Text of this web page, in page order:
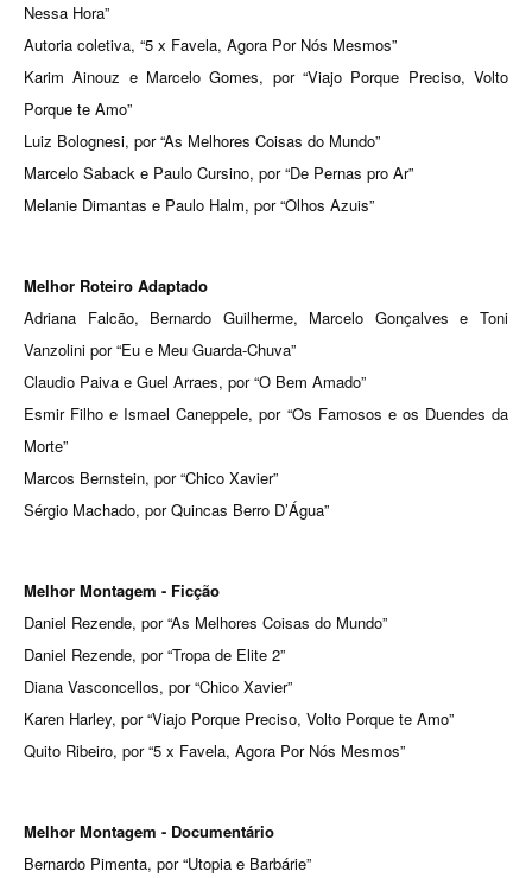
Nessa Hora”
Autoria coletiva, “5 x Favela, Agora Por Nós Mesmos”
Karim Ainouz e Marcelo Gomes, por “Viajo Porque Preciso, Volto
Porque te Amo”
Luiz Bolognesi, por “As Melhores Coisas do Mundo”
Marcelo Saback e Paulo Cursino, por “De Pernas pro Ar”
Melanie Dimantas e Paulo Halm, por “Olhos Azuis”
Melhor Roteiro Adaptado
Adriana Falcão, Bernardo Guilherme, Marcelo Gonçalves e Toni
Vanzolini por “Eu e Meu Guarda-Chuva”
Claudio Paiva e Guel Arraes, por “O Bem Amado”
Esmir Filho e Ismael Caneppele, por “Os Famosos e os Duendes da
Morte”
Marcos Bernstein, por “Chico Xavier”
Sérgio Machado, por Quincas Berro D’Água”
Melhor Montagem - Ficção
Daniel Rezende, por “As Melhores Coisas do Mundo”
Daniel Rezende, por “Tropa de Elite 2”
Diana Vasconcellos, por “Chico Xavier”
Karen Harley, por “Viajo Porque Preciso, Volto Porque te Amo”
Quito Ribeiro, por “5 x Favela, Agora Por Nós Mesmos”
Melhor Montagem - Documentário
Bernardo Pimenta, por “Utopia e Barbárie”